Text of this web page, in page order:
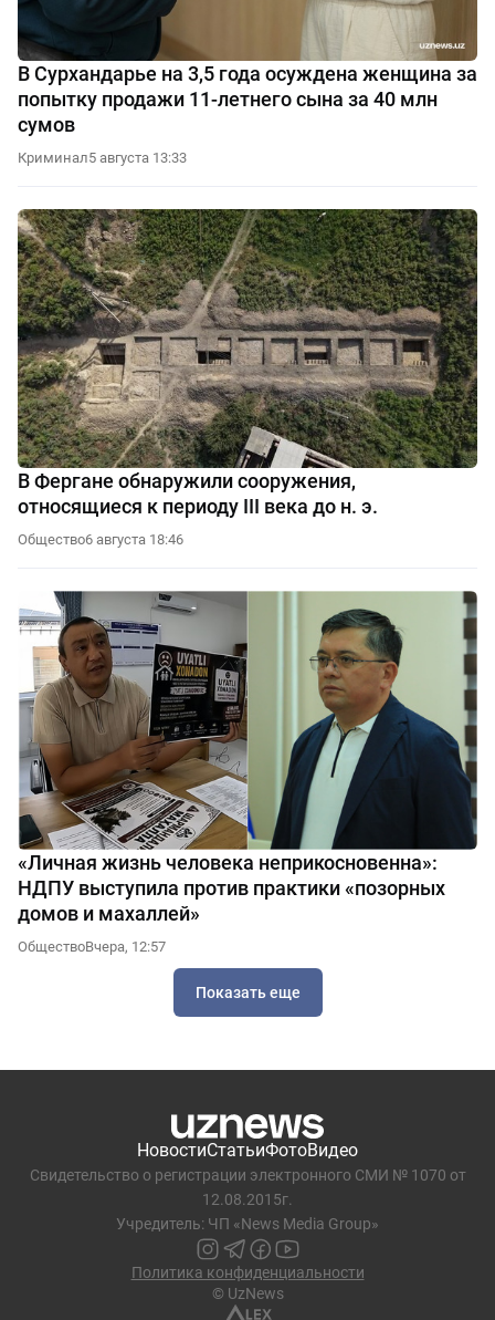
В Сурхандарье на 3,5 года осуждена женщина за
попытку продажи 11-летнего сына за 40 млн
сумов
Криминал5 августа 13:33
В Фергане обнаружили сооружения,
относящиеся к периоду III века до н. э.
Общество6 августа 18:46
«Личная жизнь человека неприкосновенна»:
НДПУ выступила против практики «позорных
домов и махаллей»
ОбществоВчера, 12:57
Показать еще
НовостиСтатьиФотоВидео
Свидетельство о регистрации электронного СМИ № 1070 от
12.08.2015г.
Учредитель: ЧП «News Media Group»
Политика конфиденциальности
© UzNews